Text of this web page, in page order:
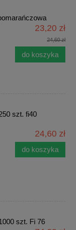
23,20 zł
24,60 zł
do koszyka
szt. fi40
24,60 zł
do koszyka
szt. Fi 76